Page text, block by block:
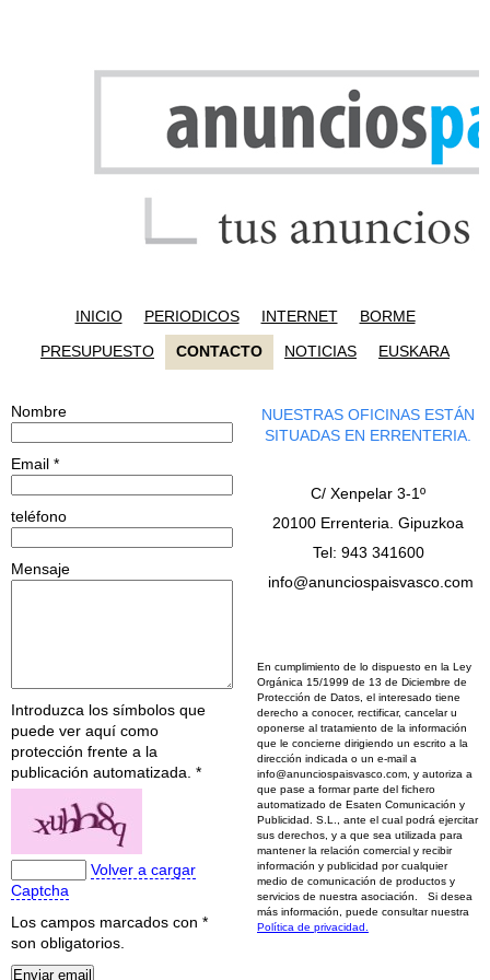
INICIO PERIODICOS INTERNET
BORME
PRESUPUESTO
CONTACTO NOTICIAS EUSKARA
Nombre
Email *
teléfono
Mensaje
Introduzca los símbolos que
puede ver aquí como
protección frente a la
publicación automatizada. *
Volver a cargar
Captcha
Los campos marcados con *
son obligatorios.
NUESTRAS OFICINAS ESTÁN
SITUADAS EN ERRENTERIA.
C/ Xenpelar 3-1º
20100 Errenteria. Gipuzkoa
Tel: 943 341600
info@anunciospaisvasco.com
En cumplimiento de lo dispuesto en la Ley
Orgánica 15/1999 de 13 de Diciembre de
Protección de Datos, el interesado tiene
derecho a conocer, rectificar, cancelar u
oponerse al tratamiento de la información
que le concierne dirigiendo un escrito a la
dirección indicada o un e-mail a
info@anunciospaisvasco.com, y autoriza a
que pase a formar parte del fichero
automatizado de Esaten Comunicación y
Publicidad. S.L., ante el cual podrá ejercitar
sus derechos, y a que sea utilizada para
mantener la relación comercial y recibir
información y publicidad por cualquier
medio de comunicación de productos y
servicios de nuestra asociación. Si desea
más información, puede consultar nuestra
Política de privacidad.